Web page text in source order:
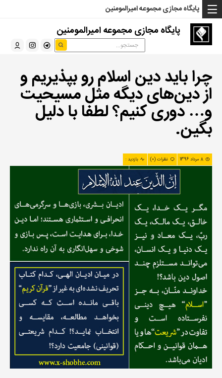
... Read more »" />
... Read more »" />... Read more »" />
پایگاه مجازی مجموعه امیرالمومنین
پایگاه مجازی مجموعه امیرالمومنین
چرا باید دین اسلام رو بپذیریم و
از دین‌های دیگه مثل مسیحیت
و… دوری کنیم؟ لطفا با دلیل
بگین.
8 مرداد 1396 نظرات (0) بازدید :